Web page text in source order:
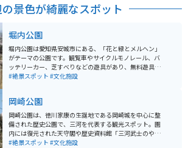
景色が綺麗なスポット
堀内公園
堀内公園は愛知県安城市にある、「花と緑とメルヘン」
がテーマの公園です。観覧車やサイクルモノレール、バ
ッテリーカー、芝すべりなどの遊具があり、無料遊具の
他に、有料遊具も50〜100円で楽しめるリーズナブルな
花見スポットです。豊かな自然が存分に楽しめる公園
で、安城市の南東部、名鉄西尾線「堀内公園駅」で下車
してすぐの場所に位置しています。駐車場も400台ほど
あります。
#絶景スポット #文化施設
岡崎公園
岡崎公園は、徳川家康の生誕地である岡崎城を中心に整
備された歴史公園で、三河を代表する観光スポット。園
内には復元された天守閣や歴史資料館「三河武士のやか
た家康館」、能楽堂や茶室などが点在し、戦国時代の雰
#絶景スポット #文化施設